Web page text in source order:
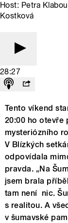
Host: Petra
Kostková
28:27
Tento víkend
20:00 ho otevře
mysteriózního
V Blízkých
odpovídala
pravda. „Na
jsem brala
tam není nic.
s realitou. A
v šumavské